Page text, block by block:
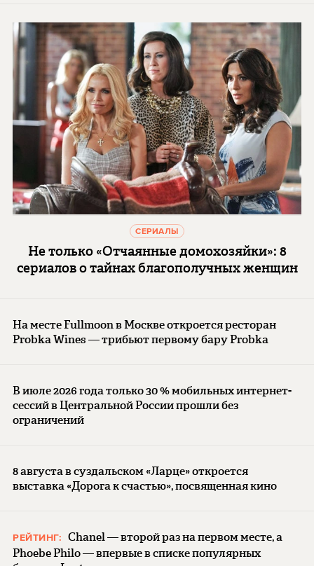
СЕРИАЛЫ
Не только «Отчаянные домохозяйки»: 8
сериалов о тайнах благополучных женщин
На месте Fullmoon в Москве откроется ресторан
Probka Wines — трибьют первому бару Probka
В июле 2026 года только 30 % мобильных интернет-
сессий в Центральной России прошли без
ограничений
8 августа в суздальском «Ларце» откроется
выставка «Дорога к счастью», посвященная кино
РЕЙТИНГ: Chanel — второй раз на первом месте, а
Phoebe Philo — впервые в списке популярных